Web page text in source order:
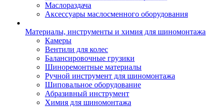
Маслораздача
Аксессуары маслосменного оборудования
Материалы, инструменты и химия для шиномонтажа
Камеры
Вентили для колес
Балансировочные грузики
Шиноремонтные материалы
Ручной инструмент для шиномонтажа
Шиповальное оборудование
Абразивный инструмент
Химия для шиномонтажа